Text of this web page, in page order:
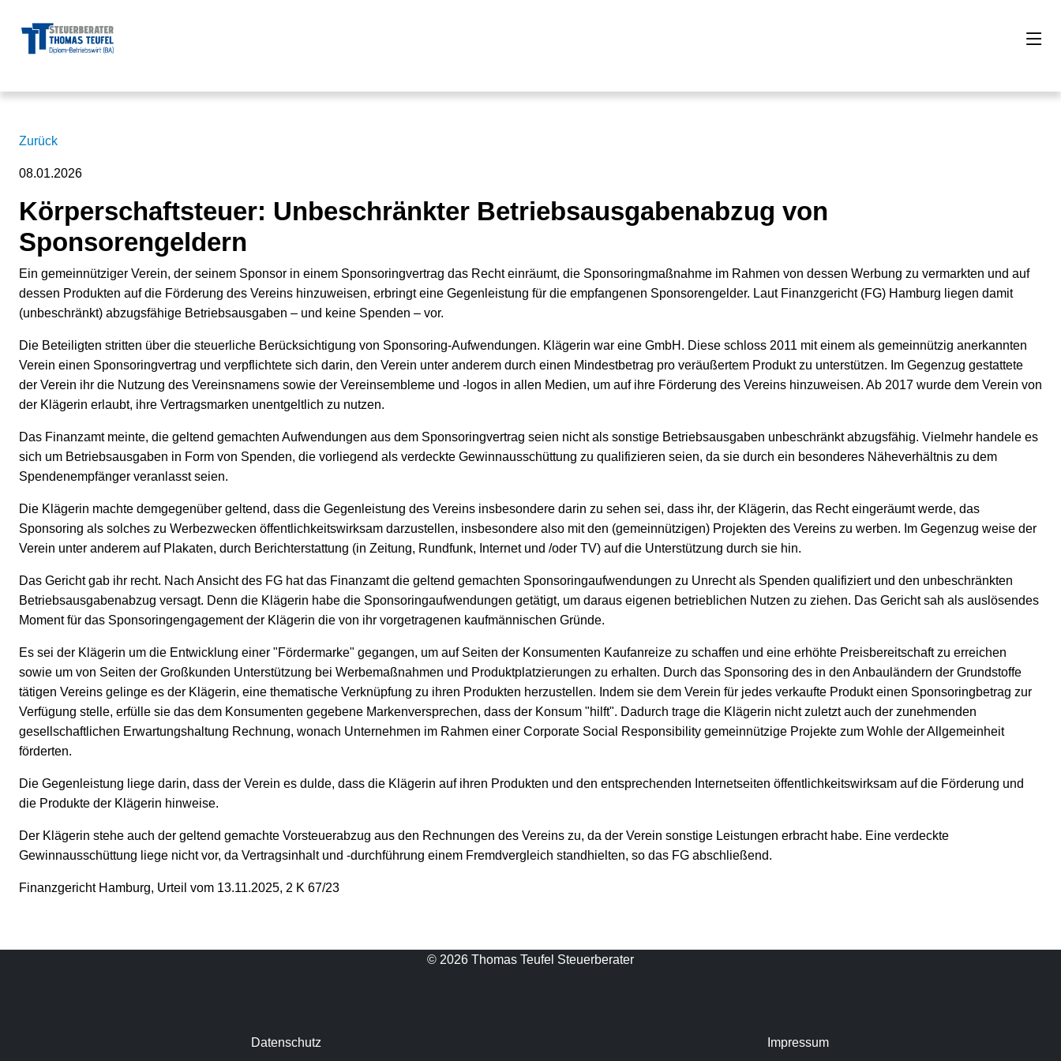
Zurück
08.01.2026
Körperschaftsteuer: Unbeschränkter Betriebsausgabenabzug von
Sponsorengeldern
Ein gemeinnütziger Verein, der seinem Sponsor in einem Sponsoringvertrag das Recht einräumt, die Sponsoringmaßnahme im Rahmen von dessen Werbung zu vermarkten und auf
dessen Produkten auf die Förderung des Vereins hinzuweisen, erbringt eine Gegenleistung für die empfangenen Sponsorengelder. Laut Finanzgericht (FG) Hamburg liegen damit
(unbeschränkt) abzugsfähige Betriebsausgaben – und keine Spenden – vor.
Die Beteiligten stritten über die steuerliche Berücksichtigung von Sponsoring-Aufwendungen. Klägerin war eine GmbH. Diese schloss 2011 mit einem als gemeinnützig anerkannten
Verein einen Sponsoringvertrag und verpflichtete sich darin, den Verein unter anderem durch einen Mindestbetrag pro veräußertem Produkt zu unterstützen. Im Gegenzug gestattete
der Verein ihr die Nutzung des Vereinsnamens sowie der Vereinsembleme und -logos in allen Medien, um auf ihre Förderung des Vereins hinzuweisen. Ab 2017 wurde dem Verein von
der Klägerin erlaubt, ihre Vertragsmarken unentgeltlich zu nutzen.
Das Finanzamt meinte, die geltend gemachten Aufwendungen aus dem Sponsoringvertrag seien nicht als sonstige Betriebsausgaben unbeschränkt abzugsfähig. Vielmehr handele es
sich um Betriebsausgaben in Form von Spenden, die vorliegend als verdeckte Gewinnausschüttung zu qualifizieren seien, da sie durch ein besonderes Näheverhältnis zu dem
Spendenempfänger veranlasst seien.
Die Klägerin machte demgegenüber geltend, dass die Gegenleistung des Vereins insbesondere darin zu sehen sei, dass ihr, der Klägerin, das Recht eingeräumt werde, das
Sponsoring als solches zu Werbezwecken öffentlichkeitswirksam darzustellen, insbesondere also mit den (gemeinnützigen) Projekten des Vereins zu werben. Im Gegenzug weise der
Verein unter anderem auf Plakaten, durch Berichterstattung (in Zeitung, Rundfunk, Internet und /oder TV) auf die Unterstützung durch sie hin.
Das Gericht gab ihr recht. Nach Ansicht des FG hat das Finanzamt die geltend gemachten Sponsoringaufwendungen zu Unrecht als Spenden qualifiziert und den unbeschränkten
Betriebsausgabenabzug versagt. Denn die Klägerin habe die Sponsoringaufwendungen getätigt, um daraus eigenen betrieblichen Nutzen zu ziehen. Das Gericht sah als auslösendes
Moment für das Sponsoringengagement der Klägerin die von ihr vorgetragenen kaufmännischen Gründe.
Es sei der Klägerin um die Entwicklung einer "Fördermarke" gegangen, um auf Seiten der Konsumenten Kaufanreize zu schaffen und eine erhöhte Preisbereitschaft zu erreichen
sowie um von Seiten der Großkunden Unterstützung bei Werbemaßnahmen und Produktplatzierungen zu erhalten. Durch das Sponsoring des in den Anbauländern der Grundstoffe
tätigen Vereins gelinge es der Klägerin, eine thematische Verknüpfung zu ihren Produkten herzustellen. Indem sie dem Verein für jedes verkaufte Produkt einen Sponsoringbetrag zur
Verfügung stelle, erfülle sie das dem Konsumenten gegebene Markenversprechen, dass der Konsum "hilft". Dadurch trage die Klägerin nicht zuletzt auch der zunehmenden
gesellschaftlichen Erwartungshaltung Rechnung, wonach Unternehmen im Rahmen einer Corporate Social Responsibility gemeinnützige Projekte zum Wohle der Allgemeinheit
förderten.
Die Gegenleistung liege darin, dass der Verein es dulde, dass die Klägerin auf ihren Produkten und den entsprechenden Internetseiten öffentlichkeitswirksam auf die Förderung und
die Produkte der Klägerin hinweise.
Der Klägerin stehe auch der geltend gemachte Vorsteuerabzug aus den Rechnungen des Vereins zu, da der Verein sonstige Leistungen erbracht habe. Eine verdeckte
Gewinnausschüttung liege nicht vor, da Vertragsinhalt und -durchführung einem Fremdvergleich standhielten, so das FG abschließend.
Finanzgericht Hamburg, Urteil vom 13.11.2025, 2 K 67/23
© 2026 Thomas Teufel Steuerberater
Datenschutz Impressum